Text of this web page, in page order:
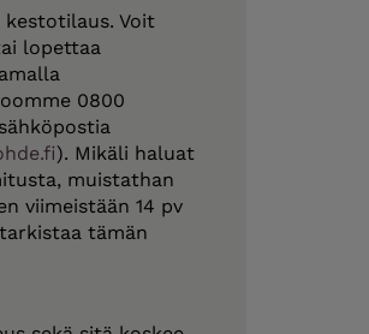
kestotilaus. Voit
lopettaa
0800
). Mikäli haluat
muistathan
viimeistään 14 pv
tämän